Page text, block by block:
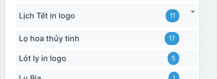
Lịch Tết in logo 11
Lọ hoa thủy tinh 17
Lót ly in logo 5